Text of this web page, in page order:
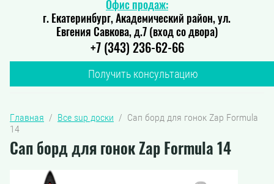
Офис продаж:
г. Екатеринбург, Академический район, ул.
Евгения Савкова, д.7 (вход со двора)
+7 (343) 236-62-66
Получить консультацию
Главная
  /
Все sup доски
  /  Сап борд для гонок Zap Formula
14
Сап борд для гонок Zap Formula 14